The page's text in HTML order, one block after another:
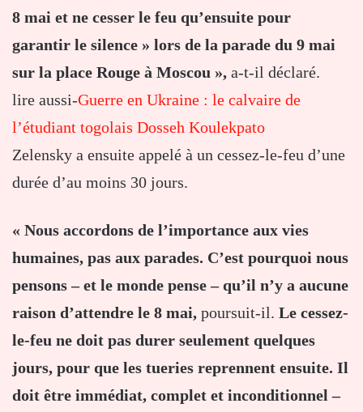
8 mai et ne cesser le feu qu’ensuite pour
garantir le silence » lors de la parade du 9 mai
sur la place Rouge à Moscou », a-t-il déclaré.
lire aussi-Guerre en Ukraine : le calvaire de
l’étudiant togolais Dosseh Koulekpato
Zelensky a ensuite appelé à un cessez-le-feu d’une
durée d’au moins 30 jours.
« Nous accordons de l’importance aux vies
humaines, pas aux parades. C’est pourquoi nous
pensons – et le monde pense – qu’il n’y a aucune
raison d’attendre le 8 mai, poursuit-il. Le cessez-
le-feu ne doit pas durer seulement quelques
jours, pour que les tueries reprennent ensuite. Il
doit être immédiat, complet et inconditionnel –